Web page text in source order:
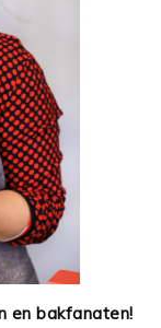
en bakfanaten!